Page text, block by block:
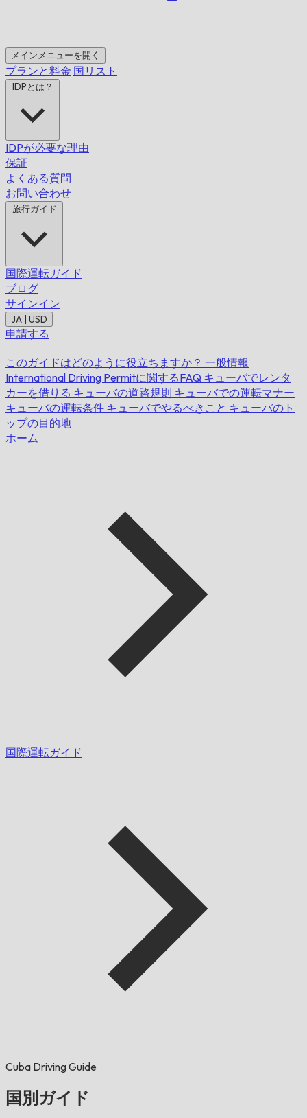
メインメニューを開く
プランと料金 国リスト
IDPとは？
IDPが必要な理由
保証
よくある質問
お問い合わせ
旅行ガイド
国際運転ガイド
ブログ
サインイン
JA | USD
申請する
このガイドはどのように役立ちますか？ 一般情報
International Driving Permitに関するFAQ キューバでレンタ
カーを借りる キューバの道路規則 キューバでの運転マナー
キューバの運転条件 キューバでやるべきこと キューバのト
ップの目的地
ホーム
国際運転ガイド
Cuba Driving Guide
国別ガイド